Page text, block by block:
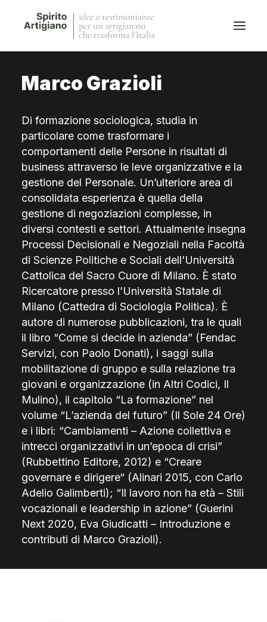
Questo sito
Stories
QFG
Collaborano con noi
Marco Grazioli
Di formazione sociologica, studia in
particolare come trasformare i
comportamenti delle Persone in risultati di
business attraverso le leve organizzative e la
gestione del Personale. Un’ulteriore area di
consolidata esperienza è quella della
gestione di negoziazioni complesse, in
diversi contesti e settori. Attualmente insegna
Processi Decisionali e Negoziali nella Facoltà
di Scienze Politiche e Sociali dell’Università
Cattolica del Sacro Cuore di Milano. È stato
Ricercatore presso l’Università Statale di
Milano (Cattedra di Sociologia Politica). È
autore di numerose pubblicazioni, tra le quali
il libro “Come si decide in azienda” (Fendac
Servizi, con Paolo Donati), i saggi sulla
mobilitazione di gruppo e sulla relazione tra
giovani e organizzazione (in Altri Codici, Il
Mulino), il capitolo “La formazione” nel
volume “L’azienda del futuro” (Il Sole 24 Ore)
e i libri: “Cambiamenti – Azione collettiva e
intrecci organizzativi in un’epoca di crisi”
(Rubbettino Editore, 2012) e “Creare
governare e dirigere“ (Alinari 2015, con Carlo
Adelio Galimberti); “Il lavoro non ha età – Stili
vocazionali e leadership in azione” (Guerini
Next 2020, Eva Giudicatti – Introduzione e
contributi di Marco Grazioli).